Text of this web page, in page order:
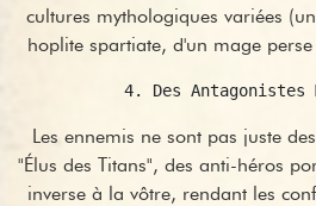
cultures mythologiques variées
hoplite spartiate, d'un mage
4. Des
Les ennemis ne sont pas juste
"Élus des Titans", des anti-héros
inverse à la vôtre, rendant les